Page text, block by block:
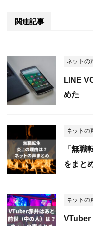
関連記事
ネットの
LINE
めた
ネットの
「無職
をまと
ネットの
VTuber